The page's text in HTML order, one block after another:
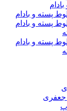
جعفری